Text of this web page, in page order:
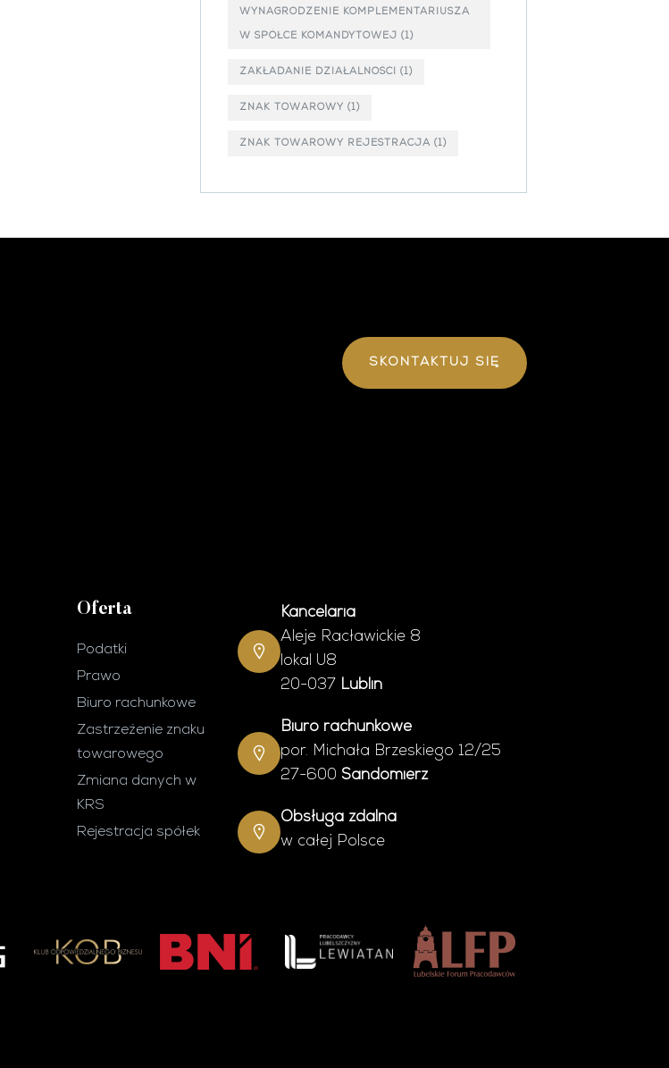
WYNAGRODZENIE KOMPLEMENTARIUSZA
W SPÓŁCE KOMANDYTOWEJ (1)
ZAKŁADANIE DZIAŁALNOŚCI (1)
ZNAK TOWAROWY (1)
ZNAK TOWAROWY REJESTRACJA (1)
SKONTAKTUJ SIĘ
Oferta
Podatki
Prawo
Biuro rachunkowe
Zastrzeżenie znaku
towarowego
Zmiana danych w
KRS
Rejestracja spółek
Kancelaria
Aleje Racławickie 8
lokal U8
20-037 Lublin
Biuro rachunkowe
por. Michała Brzeskiego 12/25
27-600 Sandomierz
Obsługa zdalna
w całej Polsce